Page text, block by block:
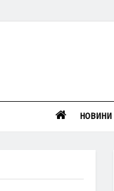
НОВИНИ